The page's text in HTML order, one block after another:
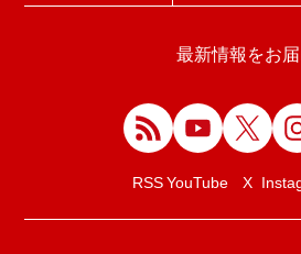
最新情報をお
RSSYouTube X